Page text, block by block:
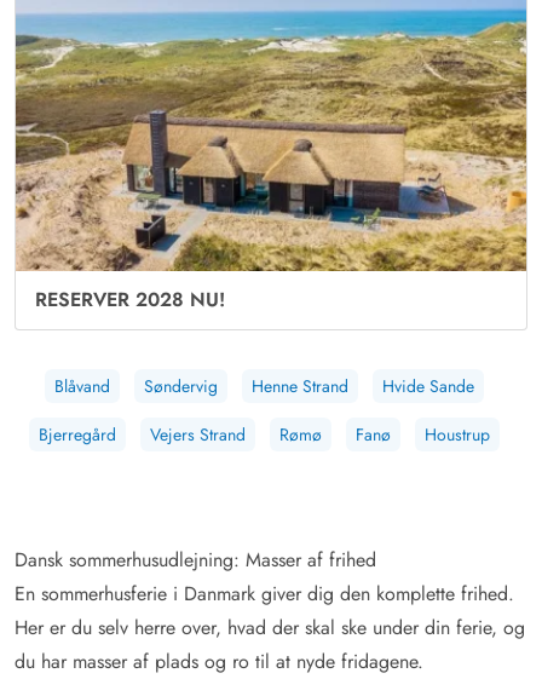
RESERVER 2028 NU!
Blåvand Søndervig Henne Strand
Hvide Sande
Bjerregård
Vejers Strand Rømø Fanø Houstrup
Dansk sommerhusudlejning: Masser af frihed
En sommerhusferie i Danmark giver dig den komplette frihed.
Her er du selv herre over, hvad der skal ske under din ferie, og
du har masser af plads og ro til at nyde fridagene.